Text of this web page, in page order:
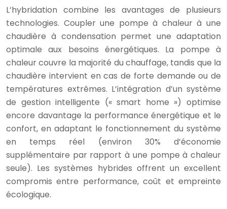
L’hybridation combine les avantages de plusieurs
technologies. Coupler une pompe à chaleur à une
chaudière à condensation permet une adaptation
optimale aux besoins énergétiques. La pompe à
chaleur couvre la majorité du chauffage, tandis que la
chaudière intervient en cas de forte demande ou de
températures extrêmes. L’intégration d’un système
de gestion intelligente (« smart home ») optimise
encore davantage la performance énergétique et le
confort, en adaptant le fonctionnement du système
en temps réel (environ 30% d’économie
supplémentaire par rapport à une pompe à chaleur
seule). Les systèmes hybrides offrent un excellent
compromis entre performance, coût et empreinte
écologique.